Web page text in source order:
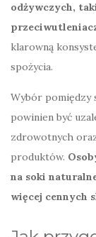
odżywczych,
klarowną
spożycia.
Wybór pomiędzy
powinien być
zdrowotnych
produktów.
na soki
więcej cennych